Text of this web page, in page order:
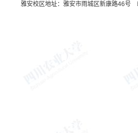
雅安校区地址：雅安市雨城区新康路46号